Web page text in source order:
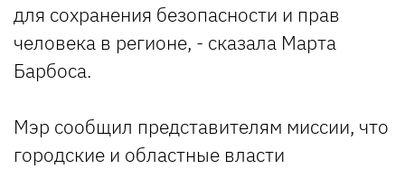
для сохранения безопасности и прав
человека в регионе, - сказала Марта
Барбоса.
Мэр сообщил представителям миссии, что
городские и областные власти